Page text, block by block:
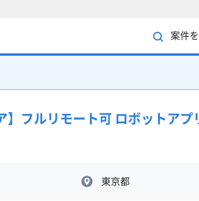
案件
】フルリモート可 ロボットアプ
東京都